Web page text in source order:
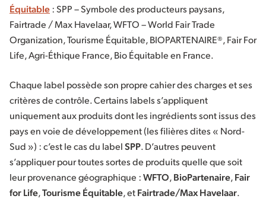
Équitable:SPP – Symbole des producteurs paysans,
Fairtrade / Max Havelaar, WFTO – World Fair Trade
Organization, Tourisme Équitable, BIOPARTENAIRE®, Fair For
Life, Agri-Éthique France, Bio Équitable en France.
Chaque label possède son propre cahier des charges et ses
critères de contrôle. Certains labels s’appliquent
uniquement aux produits dont les ingrédients sont issus des
pays en voie de développement (les filières dites « Nord-
Sud ») : c’est le cas du labelSPP. D’autres peuvent
s’appliquer pour toutes sortes de produits quelle que soit
leur provenance géographique :WFTO,BioPartenaire,Fair
for Life,Tourisme Équitable, etFairtrade/Max Havelaar.